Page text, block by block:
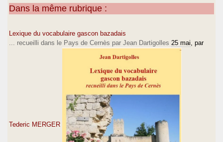
Dans la même rubrique :
Lexique du vocabulaire gascon bazadais
... recueilli dans le Pays de Cernès par Jean Dartigolles 25 mai , par
Tederic MERGER